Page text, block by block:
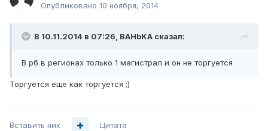
Опубликовано 10 ноября, 2014
В 10.11.2014 в 07:26, BAHbKA сказал:
В рб в регионах только 1 магистрал и он не торгуется
Торгуется еще как торгуется ;)
Вставить ник Цитата